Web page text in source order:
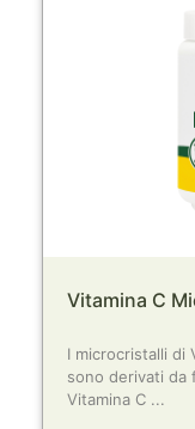
Vitamina C
I microcristalli di
sono derivati da
Vitamina C ...